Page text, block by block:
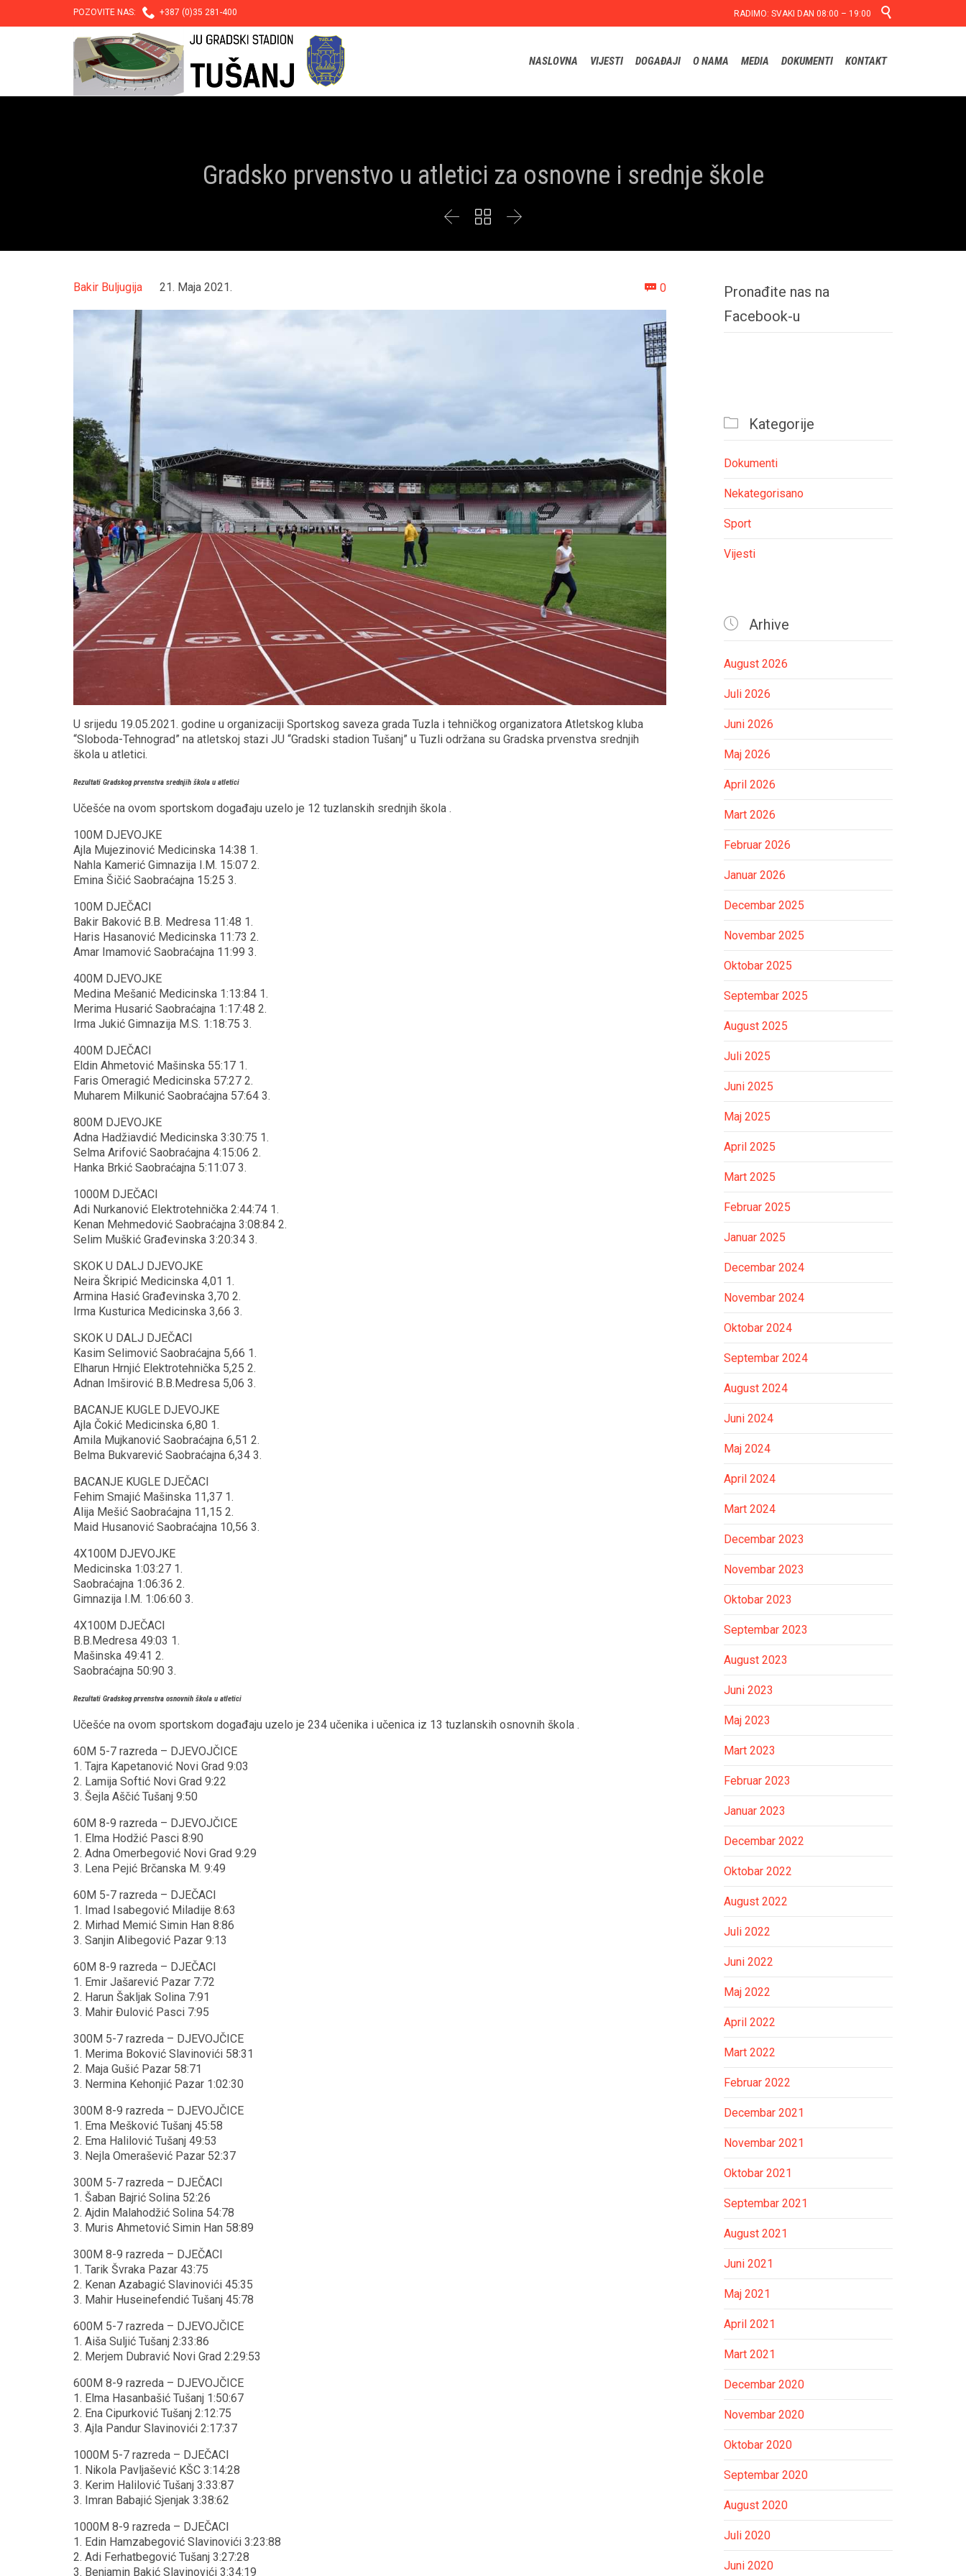
POZOVITE NAS:  +387 (0)35 281-400 RADIMO: SVAKI DAN 08:00 – 19:00 
NASLOVNA VIJESTI DOGAĐAJI O NAMA MEDIA DOKUMENTI KONTAKT
Gradsko prvenstvo u atletici za osnovne i srednje škole
  
Bakir Buljugija 21. Maja 2021.  0Comments
U srijedu 19.05.2021. godine u organizaciji Sportskog saveza grada Tuzla i tehničkog organizatora Atletskog kluba
“Sloboda-Tehnograd” na atletskoj stazi JU “Gradski stadion Tušanj” u Tuzli održana su Gradska prvenstva srednjih
škola u atletici.
Rezultati Gradskog prvenstva srednjih škola u atletici
Učešće na ovom sportskom događaju uzelo je 12 tuzlanskih srednjih škola .
100M DJEVOJKE
Ajla Mujezinović Medicinska 14:38 1.
Nahla Kamerić Gimnazija I.M. 15:07 2.
Emina Šičić Saobraćajna 15:25 3.
100M DJEČACI
Bakir Baković B.B. Medresa 11:48 1.
Haris Hasanović Medicinska 11:73 2.
Amar Imamović Saobraćajna 11:99 3.
400M DJEVOJKE
Medina Mešanić Medicinska 1:13:84 1.
Merima Husarić Saobraćajna 1:17:48 2.
Irma Jukić Gimnazija M.S. 1:18:75 3.
400M DJEČACI
Eldin Ahmetović Mašinska 55:17 1.
Faris Omeragić Medicinska 57:27 2.
Muharem Milkunić Saobraćajna 57:64 3.
800M DJEVOJKE
Adna Hadžiavdić Medicinska 3:30:75 1.
Selma Arifović Saobraćajna 4:15:06 2.
Hanka Brkić Saobraćajna 5:11:07 3.
1000M DJEČACI
Adi Nurkanović Elektrotehnička 2:44:74 1.
Kenan Mehmedović Saobraćajna 3:08:84 2.
Selim Muškić Građevinska 3:20:34 3.
SKOK U DALJ DJEVOJKE
Neira Škripić Medicinska 4,01 1.
Armina Hasić Građevinska 3,70 2.
Irma Kusturica Medicinska 3,66 3.
SKOK U DALJ DJEČACI
Kasim Selimović Saobraćajna 5,66 1.
Elharun Hrnjić Elektrotehnička 5,25 2.
Adnan Imširović B.B.Medresa 5,06 3.
BACANJE KUGLE DJEVOJKE
Ajla Čokić Medicinska 6,80 1.
Amila Mujkanović Saobraćajna 6,51 2.
Belma Bukvarević Saobraćajna 6,34 3.
BACANJE KUGLE DJEČACI
Fehim Smajić Mašinska 11,37 1.
Alija Mešić Saobraćajna 11,15 2.
Maid Husanović Saobraćajna 10,56 3.
4X100M DJEVOJKE
Medicinska 1:03:27 1.
Saobraćajna 1:06:36 2.
Gimnazija I.M. 1:06:60 3.
4X100M DJEČACI
B.B.Medresa 49:03 1.
Mašinska 49:41 2.
Saobraćajna 50:90 3.
Rezultati Gradskog prvenstva osnovnih škola u atletici
Učešće na ovom sportskom događaju uzelo je 234 učenika i učenica iz 13 tuzlanskih osnovnih škola .
60M 5-7 razreda – DJEVOJČICE
1. Tajra Kapetanović Novi Grad 9:03
2. Lamija Softić Novi Grad 9:22
3. Šejla Aščić Tušanj 9:50
60M 8-9 razreda – DJEVOJČICE
1. Elma Hodžić Pasci 8:90
2. Adna Omerbegović Novi Grad 9:29
3. Lena Pejić Brčanska M. 9:49
60M 5-7 razreda – DJEČACI
1. Imad Isabegović Miladije 8:63
2. Mirhad Memić Simin Han 8:86
3. Sanjin Alibegović Pazar 9:13
60M 8-9 razreda – DJEČACI
1. Emir Jašarević Pazar 7:72
2. Harun Šakljak Solina 7:91
3. Mahir Đulović Pasci 7:95
300M 5-7 razreda – DJEVOJČICE
1. Merima Boković Slavinovići 58:31
2. Maja Gušić Pazar 58:71
3. Nermina Kehonjić Pazar 1:02:30
300M 8-9 razreda – DJEVOJČICE
1. Ema Mešković Tušanj 45:58
2. Ema Halilović Tušanj 49:53
3. Nejla Omerašević Pazar 52:37
300M 5-7 razreda – DJEČACI
1. Šaban Bajrić Solina 52:26
2. Ajdin Malahodžić Solina 54:78
3. Muris Ahmetović Simin Han 58:89
300M 8-9 razreda – DJEČACI
1. Tarik Švraka Pazar 43:75
2. Kenan Azabagić Slavinovići 45:35
3. Mahir Huseinefendić Tušanj 45:78
600M 5-7 razreda – DJEVOJČICE
1. Aiša Suljić Tušanj 2:33:86
2. Merjem Dubravić Novi Grad 2:29:53
600M 8-9 razreda – DJEVOJČICE
1. Elma Hasanbašić Tušanj 1:50:67
2. Ena Cipurković Tušanj 2:12:75
3. Ajla Pandur Slavinovići 2:17:37
1000M 5-7 razreda – DJEČACI
1. Nikola Pavljašević KŠC 3:14:28
3. Kerim Halilović Tušanj 3:33:87
3. Imran Babajić Sjenjak 3:38:62
1000M 8-9 razreda – DJEČACI
1. Edin Hamzabegović Slavinovići 3:23:88
2. Adi Ferhatbegović Tušanj 3:27:28
3. Benjamin Bakić Slavinovići 3:34:19
Pronađite nas na
Facebook-u
 Kategorije
Dokumenti
Nekategorisano
Sport
Vijesti
 Arhive
August 2026
Juli 2026
Juni 2026
Maj 2026
April 2026
Mart 2026
Februar 2026
Januar 2026
Decembar 2025
Novembar 2025
Oktobar 2025
Septembar 2025
August 2025
Juli 2025
Juni 2025
Maj 2025
April 2025
Mart 2025
Februar 2025
Januar 2025
Decembar 2024
Novembar 2024
Oktobar 2024
Septembar 2024
August 2024
Juni 2024
Maj 2024
April 2024
Mart 2024
Decembar 2023
Novembar 2023
Oktobar 2023
Septembar 2023
August 2023
Juni 2023
Maj 2023
Mart 2023
Februar 2023
Januar 2023
Decembar 2022
Oktobar 2022
August 2022
Juli 2022
Juni 2022
Maj 2022
April 2022
Mart 2022
Februar 2022
Decembar 2021
Novembar 2021
Oktobar 2021
Septembar 2021
August 2021
Juni 2021
Maj 2021
April 2021
Mart 2021
Decembar 2020
Novembar 2020
Oktobar 2020
Septembar 2020
August 2020
Juli 2020
Juni 2020